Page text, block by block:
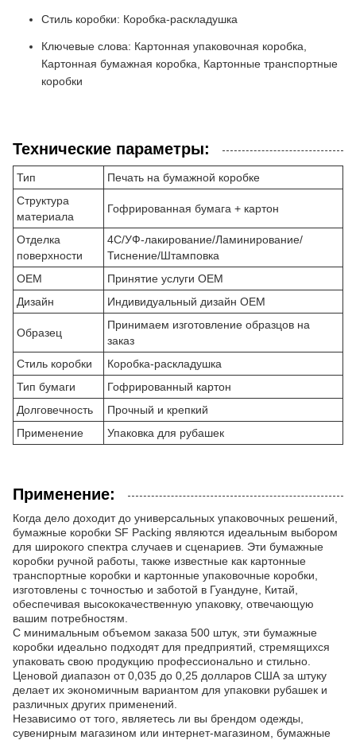
Стиль коробки: Коробка-раскладушка
Ключевые слова: Картонная упаковочная коробка,
Картонная бумажная коробка, Картонные транспортные
коробки
Технические параметры:
Тип
Печать на бумажной коробке
Структура
материала
Гофрированная бумага + картон
Отделка
поверхности
4C/УФ-лакирование/Ламинирование/
Тиснение/Штамповка
OEM
Принятие услуги OEM
Дизайн
Индивидуальный дизайн OEM
Образец
Принимаем изготовление образцов на
заказ
Стиль коробки
Коробка-раскладушка
Тип бумаги
Гофрированный картон
Долговечность
Прочный и крепкий
Применение
Упаковка для рубашек
Применение:
Когда дело доходит до универсальных упаковочных решений,
бумажные коробки SF Packing являются идеальным выбором
для широкого спектра случаев и сценариев. Эти бумажные
коробки ручной работы, также известные как картонные
транспортные коробки и картонные упаковочные коробки,
изготовлены с точностью и заботой в Гуандуне, Китай,
обеспечивая высококачественную упаковку, отвечающую
вашим потребностям.
С минимальным объемом заказа 500 штук, эти бумажные
коробки идеально подходят для предприятий, стремящихся
упаковать свою продукцию профессионально и стильно.
Ценовой диапазон от 0,035 до 0,25 долларов США за штуку
делает их экономичным вариантом для упаковки рубашек и
различных других применений.
Независимо от того, являетесь ли вы брендом одежды,
сувенирным магазином или интернет-магазином, бумажные